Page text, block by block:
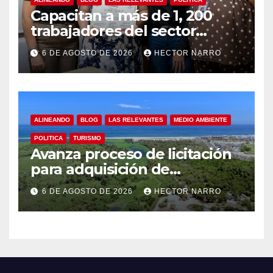
Capacitan a más de 1, 200
trabajadores del sector
hotelero en derechos
humanos y respeto laboral
en Los Cabos
6 DE AGOSTO DE 2026 HECTOR NARRO
ALINEANDO BLOG LAS RELEVANTES MEDIO AMBIENTE
POLITICA TURISMO
Avanza proceso de licitación
para adquisición de
maquinaria del Plan de
Regeneración del Estero
Josefino
6 DE AGOSTO DE 2026 HECTOR NARRO